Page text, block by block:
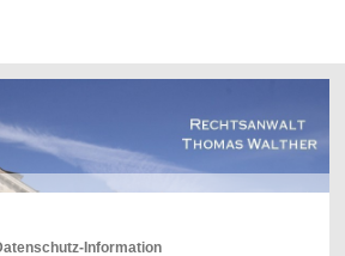
Information